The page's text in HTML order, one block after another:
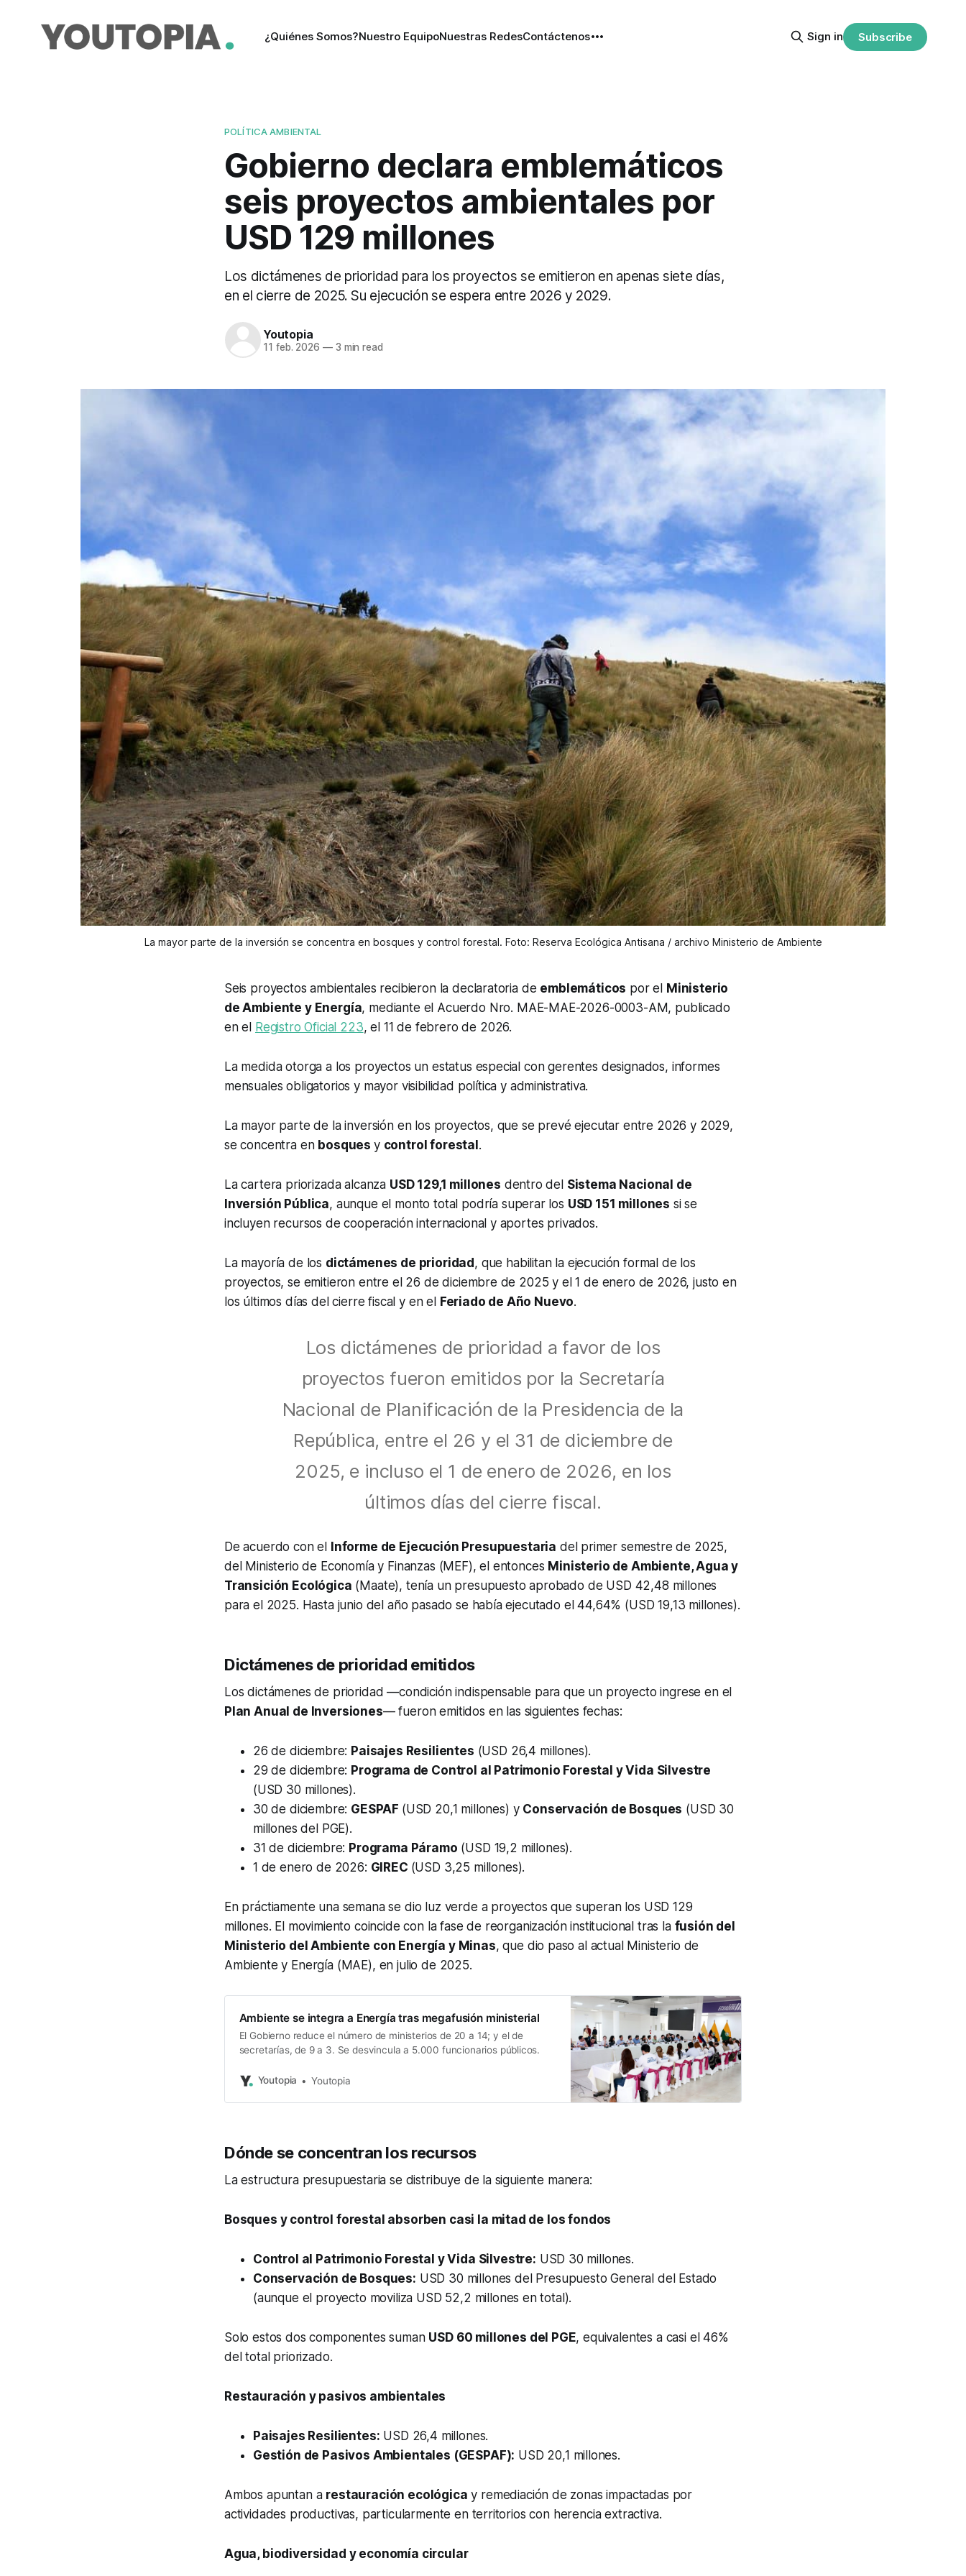
¿Quiénes Somos?Nuestro EquipoNuestras RedesContáctenos Sign in Subscribe
POLÍTICA AMBIENTAL
Gobierno declara emblemáticos
seis proyectos ambientales por
USD 129 millones
Los dictámenes de prioridad para los proyectos se emitieron en apenas siete días,
en el cierre de 2025. Su ejecución se espera entre 2026 y 2029.
Youtopia
11 feb. 2026 —3 min read
La mayor parte de la inversión se concentra en bosques y control forestal. Foto: Reserva Ecológica Antisana / archivo Ministerio de Ambiente
Seis proyectos ambientales recibieron la declaratoria de emblemáticos por el
Ministerio
de Ambiente y Energía, mediante el Acuerdo Nro. MAE-MAE-2026-0003-AM, publicado
en el
Registro Oficial 223, el 11 de febrero de 2026.
La medida otorga a los proyectos un estatus especial con gerentes designados, informes
mensuales obligatorios y mayor visibilidad política y administrativa.
La mayor parte de la inversión en los proyectos, que se prevé ejecutar entre 2026 y 2029,
se concentra en bosques y control forestal .
La cartera priorizada alcanza USD 129,1 millones dentro del Sistema Nacional de
Inversión Pública, aunque el monto total podría superar los USD 151 millones si se
incluyen recursos de cooperación internacional y aportes privados.
La mayoría de los dictámenes de prioridad , que habilitan la ejecución formal de los
proyectos, se emitieron entre el 26 de diciembre de 2025 y el 1 de enero de 2026, justo en
los últimos días del cierre fiscal y en el
Feriado de Año Nuevo.
Los dictámenes de prioridad a favor de los
proyectos fueron emitidos por la Secretaría
Nacional de Planificación de la Presidencia de la
República, entre el 26 y el 31 de diciembre de
2025, e incluso el 1 de enero de 2026, en los
últimos días del cierre fiscal.
De acuerdo con el Informe de Ejecución Presupuestaria del primer semestre de 2025,
del Ministerio de Economía y Finanzas (MEF), el entonces Ministerio de Ambiente, Agua y
Transición Ecológica (Maate), tenía un presupuesto aprobado de USD 42,48 millones
para el 2025. Hasta junio del año pasado se había ejecutado el 44,64% (USD 19,13 millones).
Dictámenes de prioridad emitidos
Los dictámenes de prioridad —condición indispensable para que un proyecto ingrese en el
Plan Anual de Inversiones— fueron emitidos en las siguientes fechas:
26 de diciembre: Paisajes Resilientes (USD 26,4 millones).
29 de diciembre: Programa de Control al Patrimonio Forestal y Vida Silvestre
(USD 30 millones).
30 de diciembre: GESPAF (USD 20,1 millones) y Conservación de Bosques (USD 30
millones del PGE).
31 de diciembre: Programa Páramo (USD 19,2 millones).
1 de enero de 2026: GIREC (USD 3,25 millones).
En práctiamente una semana se dio luz verde a proyectos que superan los USD 129
millones. El movimiento coincide con la fase de reorganización institucional tras la fusión del
Ministerio del Ambiente con Energía y Minas, que dio paso al actual Ministerio de
Ambiente y Energía (MAE), en julio de 2025.
Ambiente se integra a Energía tras megafusión ministerial
El Gobierno reduce el número de ministerios de 20 a 14; y el de
secretarías, de 9 a 3. Se desvincula a 5.000 funcionarios públicos.
Youtopia Youtopia
Dónde se concentran los recursos
La estructura presupuestaria se distribuye de la siguiente manera:
Bosques y control forestal absorben casi la mitad de los fondos
Control al Patrimonio Forestal y Vida Silvestre: USD 30 millones.
Conservación de Bosques: USD 30 millones del Presupuesto General del Estado
(aunque el proyecto moviliza USD 52,2 millones en total).
Solo estos dos componentes suman USD 60 millones del PGE, equivalentes a casi el 46%
del total priorizado.
Restauración y pasivos ambientales
Paisajes Resilientes: USD 26,4 millones.
Gestión de Pasivos Ambientales (GESPAF): USD 20,1 millones.
Ambos apuntan a restauración ecológica y remediación de zonas impactadas por
actividades productivas, particularmente en territorios con herencia extractiva.
Agua, biodiversidad y economía circular